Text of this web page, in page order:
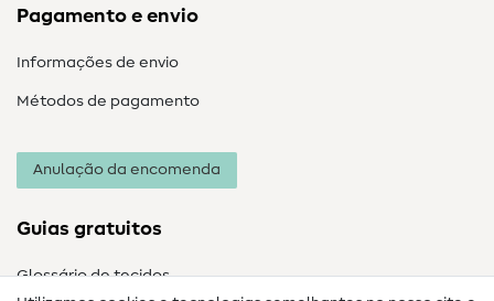
Pagamento e envio
Informações de envio
Métodos de pagamento
Anulação da encomenda
Guias gratuitos
Glossário de tecidos